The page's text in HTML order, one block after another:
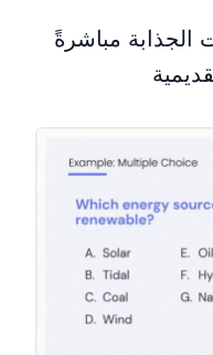
الجذابة مباشرةً